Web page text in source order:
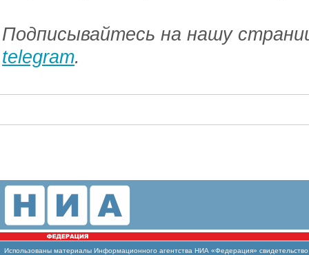
Подписывайтесь на нашу
telegram.
Использованы материалы Информационного агентства НИА «Федерация»